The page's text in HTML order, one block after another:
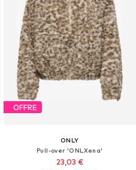
OFFRE
ONLY
Pull-over 'ONLXena'
23,03 €